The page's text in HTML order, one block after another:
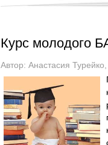
Курс молодого
Автор: Анастасия Турейко